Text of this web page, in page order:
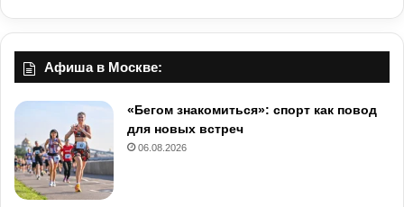
Афиша в Москве:
«Бегом знакомиться»: спорт как повод
для новых встреч
06.08.2026